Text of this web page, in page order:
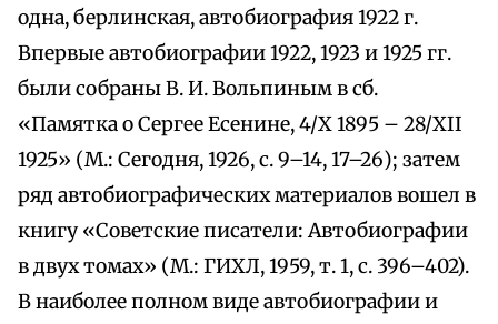
одна, берлинская, автобиография 1922 г.
Впервые автобиографии 1922, 1923 и 1925 гг.
были собраны В. И. Вольпиным в сб.
«Памятка о Сергее Есенине, 4/X 1895 – 28/XII
1925» (М.: Сегодня, 1926, с. 9–14, 17–26); затем
ряд автобиографических материалов вошел в
книгу «Советские писатели: Автобиографии
в двух томах» (М.: ГИХЛ, 1959, т. 1, с. 396–402).
В наиболее полном виде автобиографии и